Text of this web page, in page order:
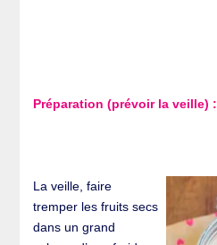
Préparation (prévoir la veille) :
La veille, faire
tremper les fruits secs
dans un grand